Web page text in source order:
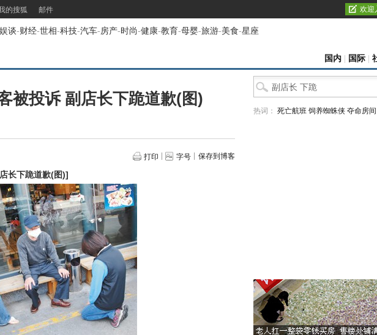
的搜狐 邮件 欢迎
娱谈-财经-世相-科技-汽车-房产-时尚-健康-教育-母婴-旅游-美食-星座
国内 国际
被投诉 副店长下跪道歉(图)
打印 字号 保存到博客
长下跪道歉(图)]
热词： 死亡航班 饲养蜘蛛侠 夺命房间